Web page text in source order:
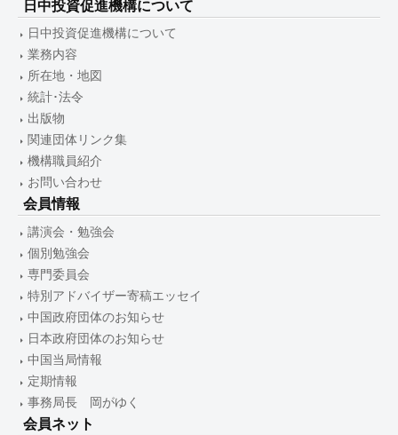
日中投資促進機構について
日中投資促進機構について
業務内容
所在地・地図
統計･法令
出版物
関連団体リンク集
機構職員紹介
お問い合わせ
会員情報
講演会・勉強会
個別勉強会
専門委員会
特別アドバイザー寄稿エッセイ
中国政府団体のお知らせ
日本政府団体のお知らせ
中国当局情報
定期情報
事務局長 岡がゆく
会員ネット